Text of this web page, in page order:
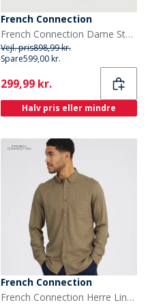
French Connection
French Connection Dame Støvler Med Tykke Snørebånd Sort
Vejl. pris898,99 kr.
Spare599,00 kr.
Current
299,99 kr.
Halv pris eller mindre
French Connection
French Connection Herre Linen Langærmet shirts kakigrøn